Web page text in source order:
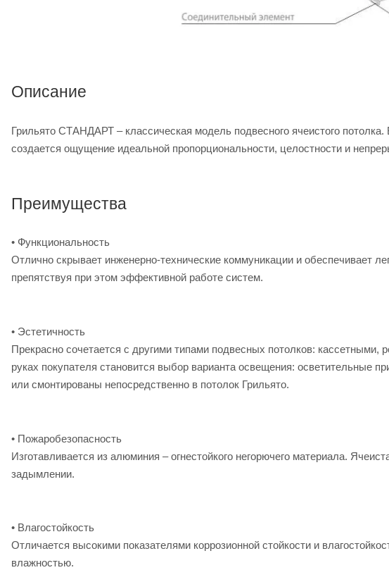
Описание
Грильято СТАНДАРТ – классическая модель подвесного ячеистого
создается ощущение идеальной пропорциональности, целостности и
Преимущества
• Функциональность
Отлично скрывает инженерно-технические коммуникации и обеспечивает
препятствуя при этом эффективной работе систем.
• Эстетичность
Прекрасно сочетается с другими типами подвесных потолков:
руках покупателя становится выбор варианта освещения: осветительные
или смонтированы непосредственно в потолок Грильято.
• Пожаробезопасность
Изготавливается из алюминия – огнестойкого негорючего материала.
задымлении.
• Влагостойкость
Отличается высокими показателями коррозионной стойкости и
влажностью.